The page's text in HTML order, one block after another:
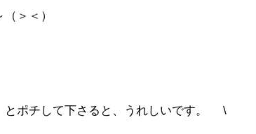
＞＜）
とポチして下さると、うれしいです。 \